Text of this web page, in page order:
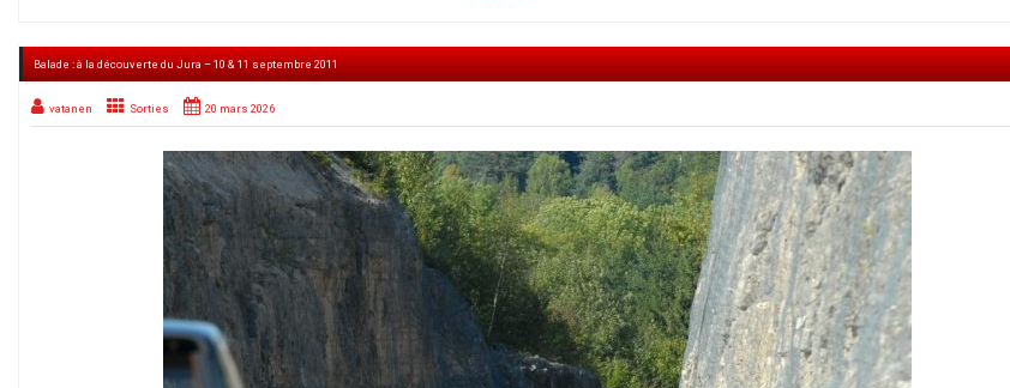
Balade : à la découverte du Jura – 10 & 11 septembre 2011
vatanen Sorties 20 mars 2026